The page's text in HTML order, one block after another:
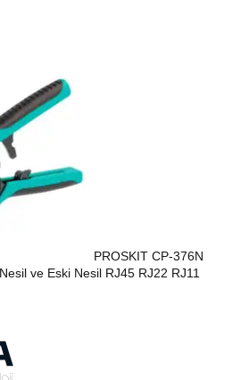
PROSKIT CP-376N
ve Eski Nesil RJ45 RJ22 RJ11